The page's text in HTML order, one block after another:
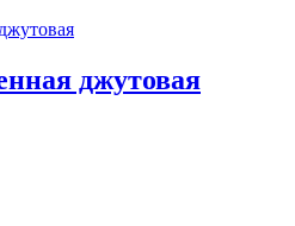
джутовая